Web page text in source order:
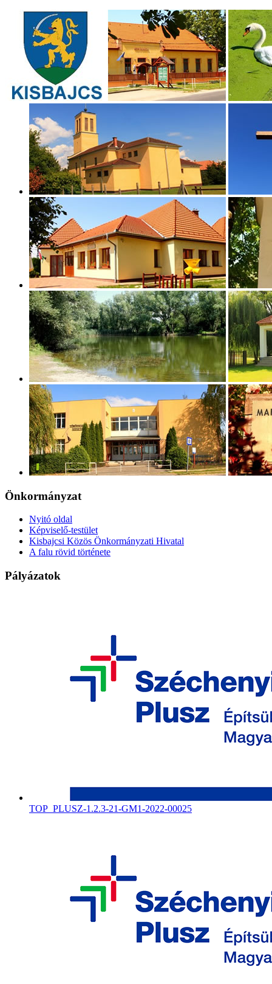
Önkormányzat
Nyitó oldal
Képviselő-testület
Kisbajcsi Közös Önkormányzati Hivatal
A falu rövid története
Pályázatok
TOP_PLUSZ-1.2.3-21-GM1-2022-00025